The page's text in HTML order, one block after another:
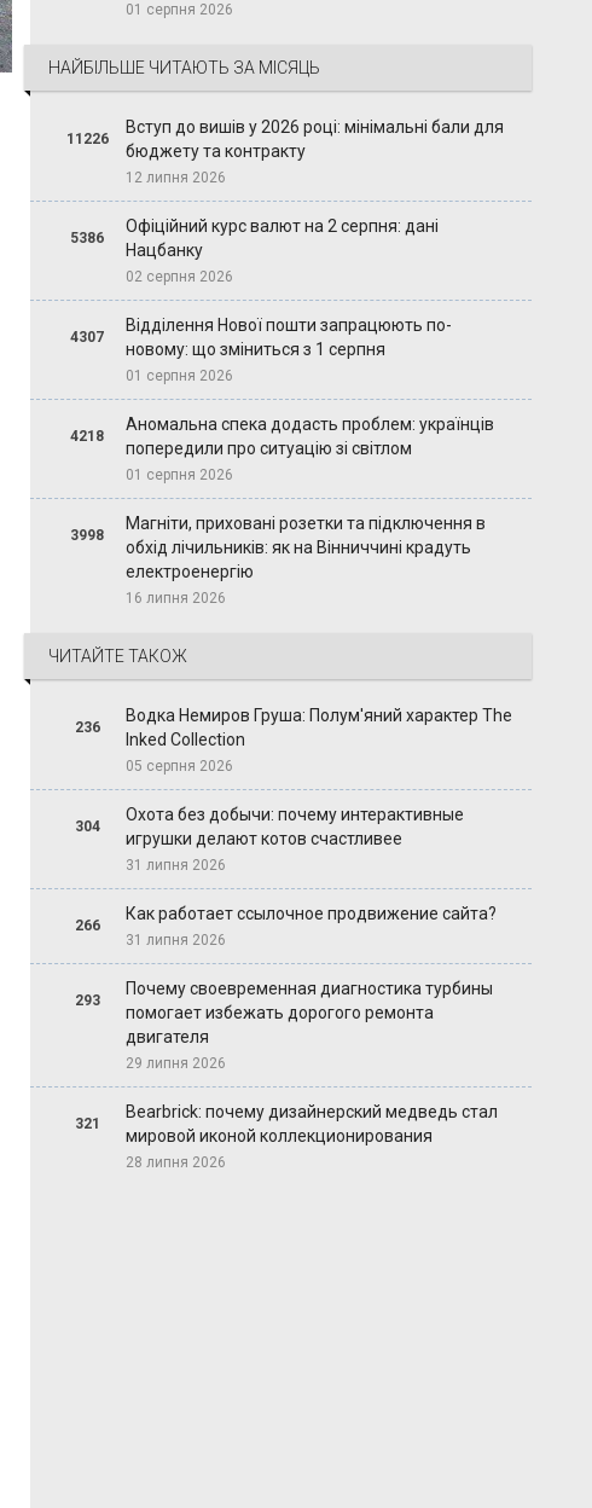
01 серпня 2026
НАЙБІЛЬШЕ ЧИТАЮТЬ ЗА МІСЯЦЬ
11226
Вступ до вишів у 2026 році: мінімальні бали для
бюджету та контракту
12 липня 2026
5386
Офіційний курс валют на 2 серпня: дані
Нацбанку
02 серпня 2026
4307
Відділення Нової пошти запрацюють по-
новому: що зміниться з 1 серпня
01 серпня 2026
4218
Аномальна спека додасть проблем: українців
попередили про ситуацію зі світлом
01 серпня 2026
3998
Магніти, приховані розетки та підключення в
обхід лічильників: як на Вінниччині крадуть
електроенергію
16 липня 2026
ЧИТАЙТЕ ТАКОЖ
236
Водка Немиров Груша: Полум'яний характер The
Inked Collection
05 серпня 2026
304
Охота без добычи: почему интерактивные
игрушки делают котов счастливее
31 липня 2026
266
Как работает ссылочное продвижение сайта?
31 липня 2026
293
Почему своевременная диагностика турбины
помогает избежать дорогого ремонта
двигателя
29 липня 2026
321
Bearbrick: почему дизайнерский медведь стал
мировой иконой коллекционирования
28 липня 2026